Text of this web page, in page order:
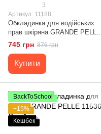
3
Артикул: 11188
Обкладинка для водійських
прав шкіряна GRANDE PELLE
11188 Червона
745 грн 876 грн
Купити
BackToSchool
−15%
Кешбек